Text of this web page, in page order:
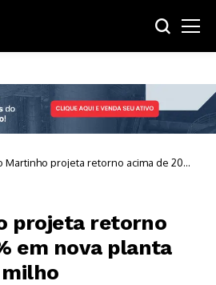
Martinho projeta retorno acima de 20%
nova planta de etanol de milho
projeta retorno
em nova planta